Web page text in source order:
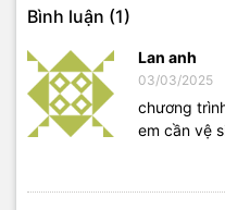
Bình luận (1)
Lan anh
03/03/2025
chương
em cần vệ